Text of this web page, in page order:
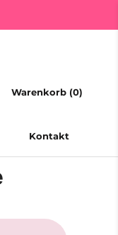
Kontakt
Warenkorb (0)